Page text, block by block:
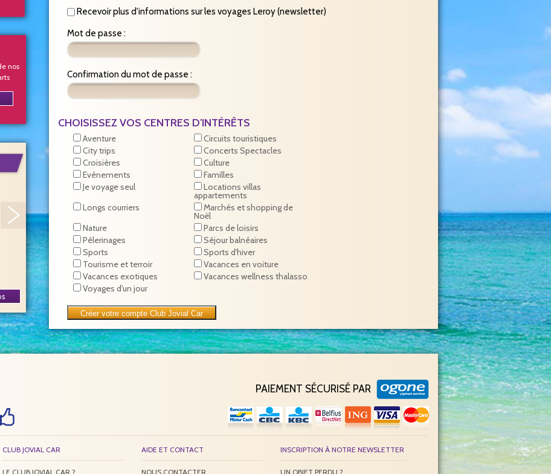
nos
Jovial Car 2026
Concerts
spectacles
Recevoir plus d'informations sur les voyages Leroy (newsletter)
Mot de passe :
Confirmation du mot de passe :
CHOISISSEZ VOS CENTRES D'INTÉRÊTS
Aventure
Circuits touristiques
City trips
Concerts Spectacles
Croisières
Culture
Evènements
Familles
Je voyage seul
Locations villas
appartements
Longs courriers
Marchés et shopping de
Noël
Nature
Parcs de loisirs
Pélerinages
Séjour balnéaires
Sports
Sports d'hiver
Tourisme et terroir
Vacances en voiture
Vacances exotiques
Vacances wellness thalasso
Voyages d'un jour
PAIEMENT SÉCURISÉ PAR
CLUB JOVIAL CAR
LE CLUB JOVIAL CAR ?
AIDE ET CONTACT
NOUS CONTACTER
INSCRIPTION À NOTRE NEWSLETTER
UN OBJET PERDU ?